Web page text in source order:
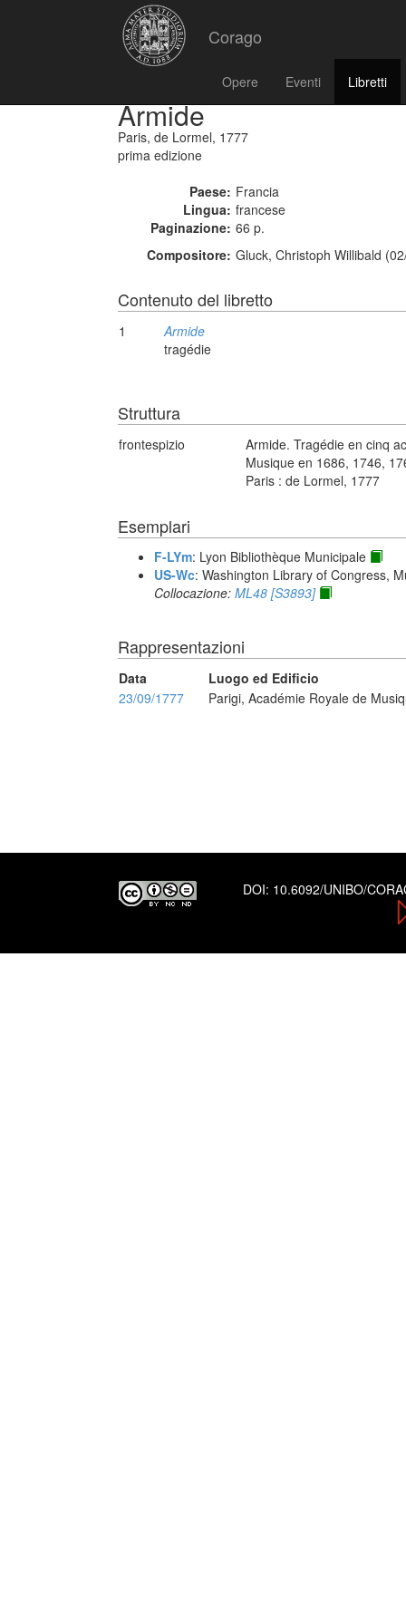
Corago
Opere Eventi Libretti
Armide
Paris, de Lormel, 1777
prima edizione
Paese: Francia
Lingua: francese
Paginazione: 66 p.
Compositore: Gluck, Christoph Willibald
Contenuto del libretto
1
Armide
tragédie
Struttura
frontespizio
Armide. Tragédie en cinq
Musique en 1686, 1746,
Paris : de Lormel, 1777
Esemplari
F-LYm: Lyon Bibliothèque Municipale
US-Wc: Washington Library of Congress,
Collocazione: ML48 [S3893]
Rappresentazioni
Data
Luogo ed Edificio
23/09/1777
Parigi, Académie Royale de
DOI: 10.6092/UNIBO/